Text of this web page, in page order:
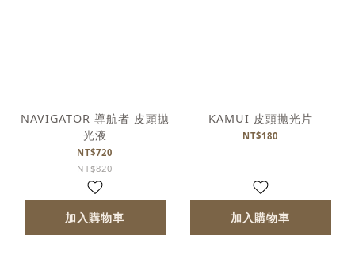
NAVIGATOR 導航者 皮頭拋
光液
NT$720
NT$820
加入購物車
KAMUI 皮頭拋光片
NT$180
加入購物車